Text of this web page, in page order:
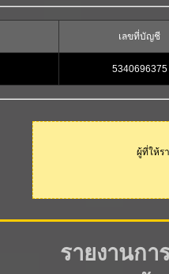
เลขที่บัญชี
5340696375
ผู้ที่ให้ร
รายงานก